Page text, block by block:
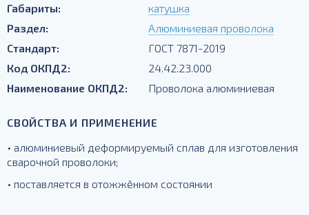
Габариты:
катушка
Раздел:
Алюминиевая проволока
Стандарт:
ГОСТ 7871-2019
Код ОКПД2:
24.42.23.000
Наименование ОКПД2:
Проволока алюминиевая
СВОЙСТВА И ПРИМЕНЕНИЕ
• алюминиевый деформируемый сплав для изготовления
сварочной проволоки;
• поставляется в отожжённом состоянии